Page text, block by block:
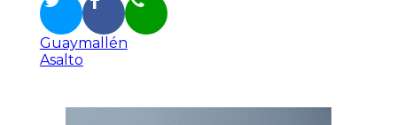
Guaymallén
Asalto